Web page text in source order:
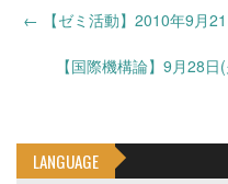
Post
← 【ゼミ活動】2010年9月
【国際機構論】9月28
LANGUAGE